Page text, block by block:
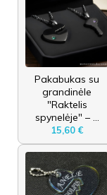
Pakabukas su
grandinėle
"Raktelis
spynelėje" – ...
15,60 €